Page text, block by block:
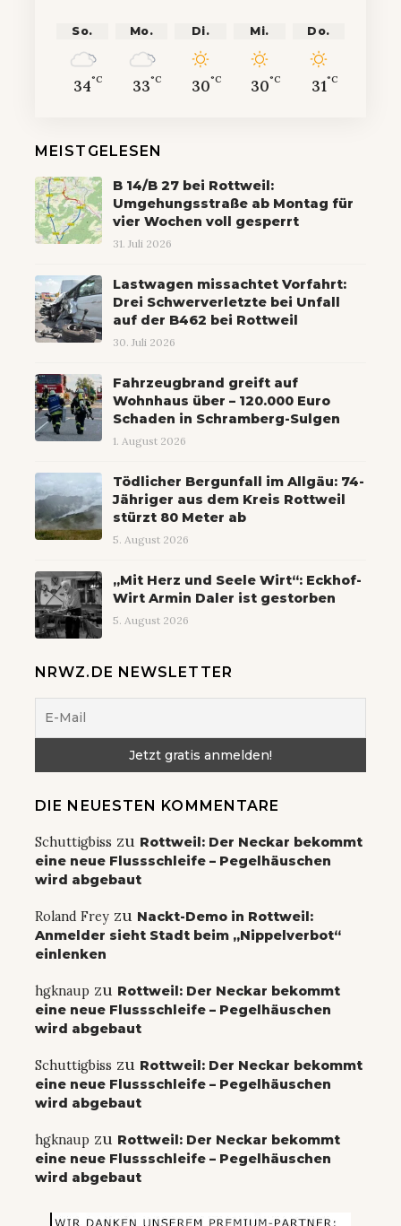
So.
34°C
Mo.
33°C
Di.
30°C
Mi.
30°C
Do.
31°C
MEISTGELESEN
B 14/B 27 bei Rottweil:
Umgehungsstraße ab Montag für
vier Wochen voll gesperrt
31. Juli 2026
Lastwagen missachtet Vorfahrt:
Drei Schwerverletzte bei Unfall
auf der B462 bei Rottweil
30. Juli 2026
Fahrzeugbrand greift auf
Wohnhaus über – 120.000 Euro
Schaden in Schramberg-Sulgen
1. August 2026
Tödlicher Bergunfall im Allgäu: 74-
Jähriger aus dem Kreis Rottweil
stürzt 80 Meter ab
5. August 2026
„Mit Herz und Seele Wirt“: Eckhof-
Wirt Armin Daler ist gestorben
5. August 2026
NRWZ.DE NEWSLETTER
DIE NEUESTEN KOMMENTARE
Schuttigbiss zu Rottweil: Der Neckar bekommt
eine neue Flussschleife – Pegelhäuschen
wird abgebaut
Roland Frey zu Nackt-Demo in Rottweil:
Anmelder sieht Stadt beim „Nippelverbot“
einlenken
hgknaup zu Rottweil: Der Neckar bekommt
eine neue Flussschleife – Pegelhäuschen
wird abgebaut
Schuttigbiss zu Rottweil: Der Neckar bekommt
eine neue Flussschleife – Pegelhäuschen
wird abgebaut
hgknaup zu Rottweil: Der Neckar bekommt
eine neue Flussschleife – Pegelhäuschen
wird abgebaut